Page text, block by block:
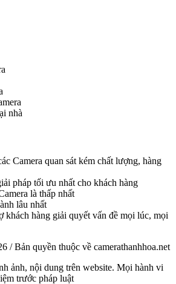
nhà
Camera quan sát kém chất lượng, hàng
pháp tối ưu nhất cho khách hàng
là thấp nhất
lâu nhất
khách hàng giải quyết vấn đề mọi lúc, mọi
/ Bản quyền thuộc về camerathanhhoa.net
ảnh, nội dung trên website. Mọi hành vi
trước pháp luật